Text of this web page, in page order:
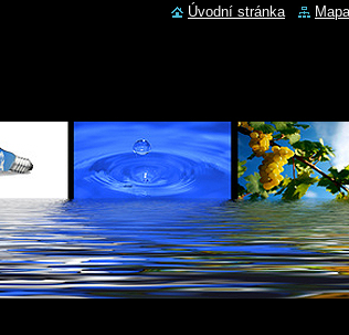
Úvodní stránka